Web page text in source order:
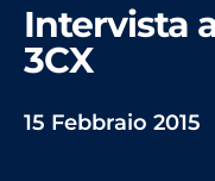
Intervista
3CX
15 Febbraio 2015